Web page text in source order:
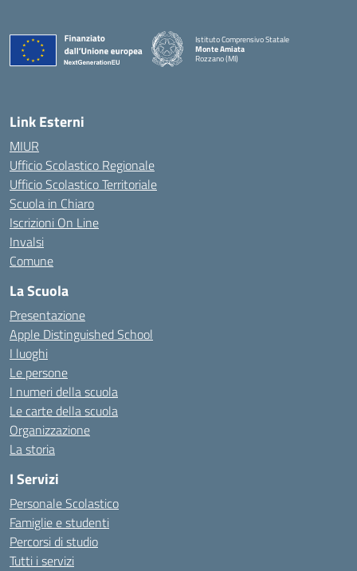
Istituto Comprensivo Statale
Monte Amiata
Rozzano (MI)
Link Esterni
MIUR
Ufficio Scolastico Regionale
Ufficio Scolastico Territoriale
Scuola in Chiaro
Iscrizioni On Line
Invalsi
Comune
La Scuola
Presentazione
Apple Distinguished School
I luoghi
Le persone
I numeri della scuola
Le carte della scuola
Organizzazione
La storia
I Servizi
Personale Scolastico
Famiglie e studenti
Percorsi di studio
Tutti i servizi